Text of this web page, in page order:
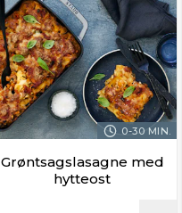
0-30 MIN.
Grøntsagslasagne med
hytteost